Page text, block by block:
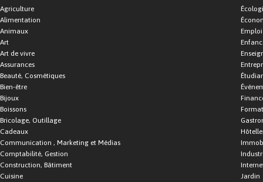
Agriculture
Alimentation
Animaux
Art
Art de vivre
Assurances
Beauté, Cosmétiques
Bien-être
Bijoux
Boissons
Bricolage, Outillage
Cadeaux
Communication , Marketing et Médias
Comptabilité, Gestion
Construction, Bâtiment
Cuisine
Emploi
Jardin